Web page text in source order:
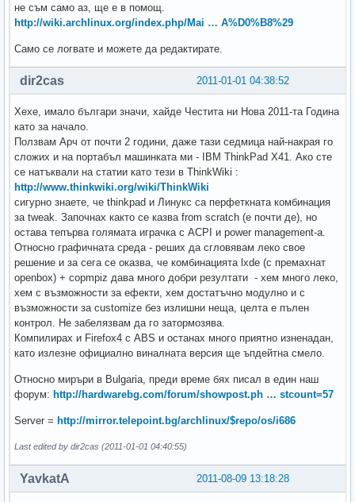
не съм само аз, ще е в помощ.
http://wiki.archlinux.org/index.php/Mai … A%D0%B8%29
Само се логвате и можете да редактирате.
2011-01-01 04:38:52
dir2cas
Хехе, ималo българи значи, хайде Честита ни Нова 2011-та Година
като за начало.
Ползвам Арч от почти 2 години, даже тази седмица най-накрая го
сложих и на портабъл машинката ми - IBM ThinkPad X41. Ако сте
се натъквали на статии като тези в ThinkWiki :
http://www.thinkwiki.org/wiki/ThinkWiki
сигурно знаете, че thinkpad и Линукс са перфеткната комбинация
за tweak. Започнах както се казва from scratch (e почти де), но
остава тепърва голямата играчка с ACPI и power management-a.
Относно графичната среда - реших да сгловявам леко свое
решение и за сега се оказва, че комбинацията lxde (с премахнат
openbox) + copmpiz дава много добри резултати - хем много леко,
хем с възможности за ефекти, хем достатъчно модулно и с
възможности за customize без излишни неща, целта е пълен
контрол. Не забелязвам да го затормозява.
Компилирах и Firefox4 с ABS и останах много приятно изненадан,
като излезне официално виналната версия ще ъпдейтна смело.
Относно миръри в Bulgaria, преди време бях писал в един наш
форум: http://hardwarebg.com/forum/showpost.ph … stcount=57
Server = http://mirror.telepoint.bg/archlinux/$repo/os/i686
Last edited by dir2cas (2011-01-01 04:40:55)
2011-08-09 13:18:28
YavkatA